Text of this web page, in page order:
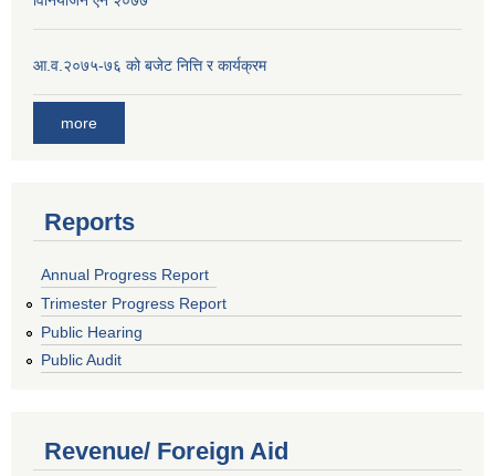
आ.व.२०७५-७६ को बजेट नित्ति र कार्यक्रम
more
Reports
Annual Progress Report
Trimester Progress Report
Public Hearing
Public Audit
Revenue/ Foreign Aid